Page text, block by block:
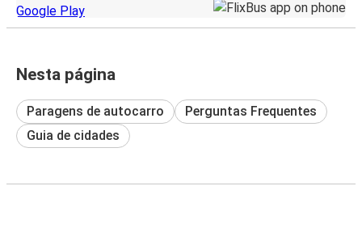
Nesta página
Paragens de autocarro
Perguntas Frequentes
Guia de cidades